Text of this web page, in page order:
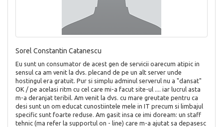
Sorel Constantin Catanescu
Eu sunt un consumator de acest gen de servicii oarecum atipic in
sensul ca am venit la dvs. plecand de pe un alt server unde
hostingul era gratuit. Pur si simplu adminul serverul nu a "dansat"
OK / pe acelasi ritm cu cel care mi-a facut site-ul .... iar lucrul asta
m-a deranjat teribil. Am venit la dvs. cu mare greutate pentru ca
desi sunt un om educat cunostiintele mele in IT precum si limbajul
specific sunt foarte reduse. Am gasit insa ce imi doream: un staff
tehnic (ma refer la supportul on - line) care m-a ajutat sa depasesc